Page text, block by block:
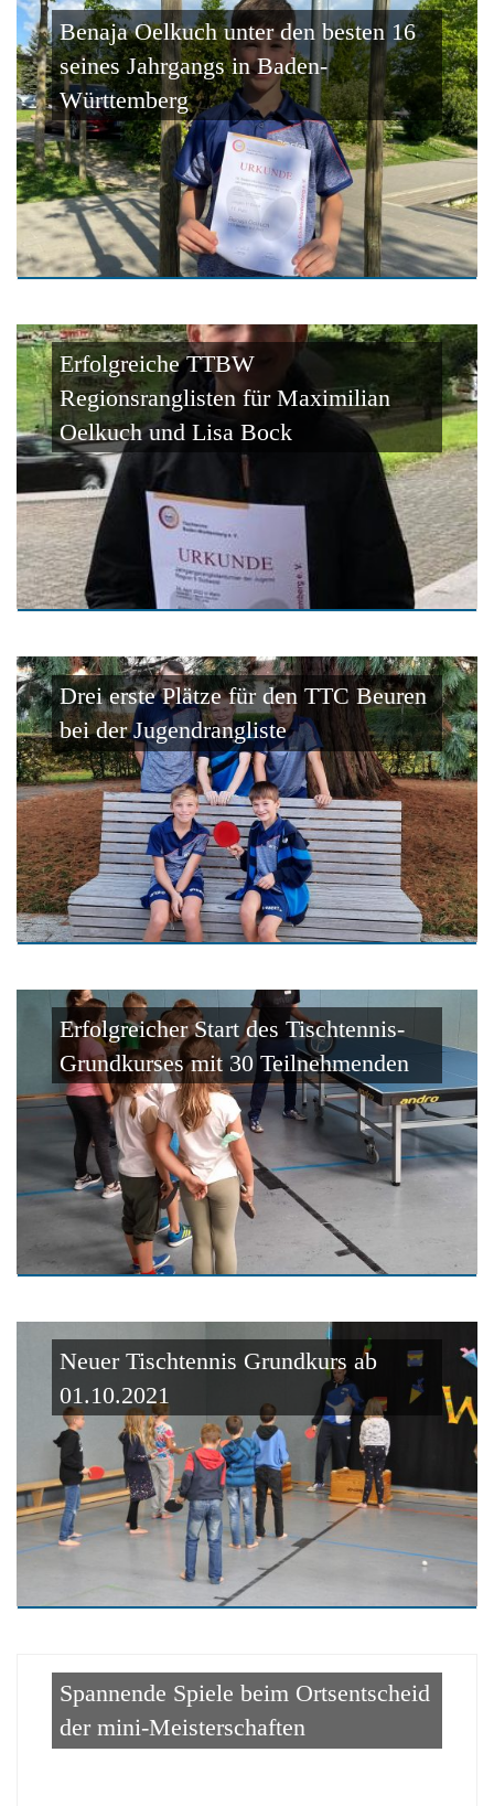
Benaja Oelkuch unter den besten 16
seines Jahrgangs in Baden-
Württemberg
Erfolgreiche TTBW
Regionsranglisten für Maximilian
Oelkuch und Lisa Bock
Drei erste Plätze für den TTC Beuren
bei der Jugendrangliste
Erfolgreicher Start des Tischtennis-
Grundkurses mit 30 Teilnehmenden
Neuer Tischtennis Grundkurs ab
01.10.2021
Spannende Spiele beim Ortsentscheid
der mini-Meisterschaften